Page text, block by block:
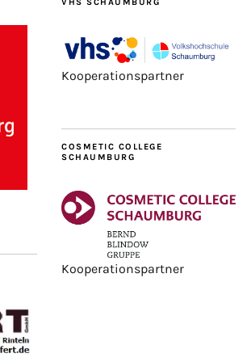
Kooperationspartner
COSMETIC COLLEGE
SCHAUMBURG
Kooperationspartner